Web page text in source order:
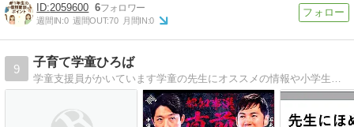
2059600 6
週間IN:0 週間OUT:70 月間IN:0
9
子育て学童ひろば